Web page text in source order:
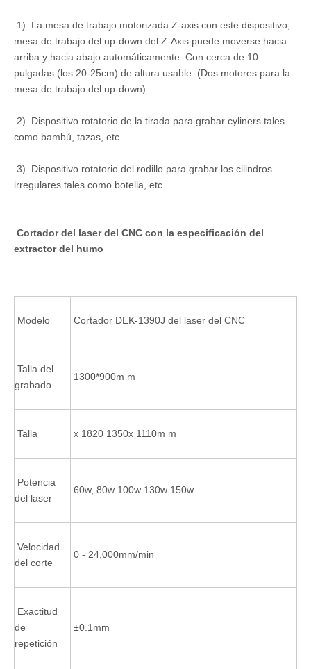
1). La mesa de trabajo motorizada Z-axis con este dispositivo,
mesa de trabajo del up-down del Z-Axis puede moverse hacia
arriba y hacia abajo automáticamente. Con cerca de 10
pulgadas (los 20-25cm) de altura usable. (Dos motores para la
mesa de trabajo del up-down)
2). Dispositivo rotatorio de la tirada para grabar cyliners tales
como bambú, tazas, etc.
3). Dispositivo rotatorio del rodillo para grabar los cilindros
irregulares tales como botella, etc.
Cortador del laser del CNC con la especificación del
extractor del humo
Modelo Cortador DEK-1390J del laser del CNC
Talla del
grabado
1300*900m m
Talla x 1820 1350x 1110m m
Potencia
del laser
60w, 80w 100w 130w 150w
Velocidad
del corte
0 - 24,000mm/min
Exactitud
de
repetición
±0.1mm